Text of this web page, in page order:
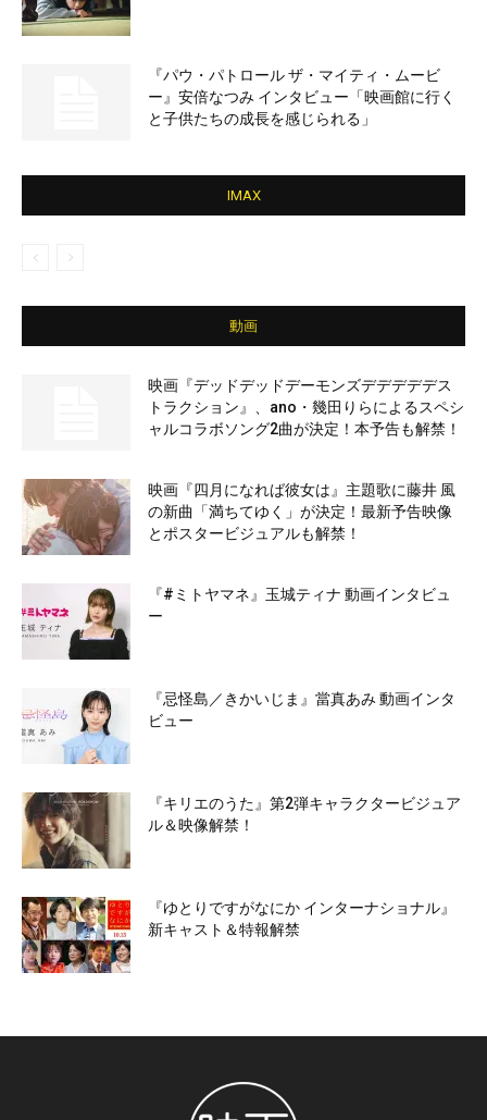
『パウ・パトロール ザ・マイティ・ムービ
ー』安倍なつみ インタビュー「映画館に行く
と子供たちの成長を感じられる」
IMAX
動画
映画『デッドデッドデーモンズデデデデデス
トラクション』、ano・幾田りらによるスペシ
ャルコラボソング2曲が決定！本予告も解禁！
映画『四月になれば彼女は』主題歌に藤井 風
の新曲「満ちてゆく」が決定！最新予告映像
とポスタービジュアルも解禁！
『#ミトヤマネ』玉城ティナ 動画インタビュ
ー
『忌怪島／きかいじま』當真あみ 動画インタ
ビュー
『キリエのうた』第2弾キャラクタービジュア
ル＆映像解禁！
『ゆとりですがなにか インターナショナル』
新キャスト＆特報解禁